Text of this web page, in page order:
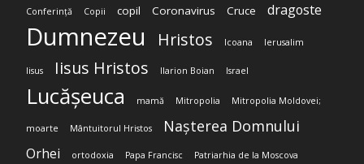
Conferință Copii copil Coronavirus Cruce dragoste
Dumnezeu Hristos Icoana Ierusalim
Iisus Iisus Hristos Ilarion Boian Israel
Lucășeuca mamă Mitropolia Mitropolia Moldovei;
moarte Mântuitorul Hristos Nașterea Domnului
Orhei ortodoxia Papa Francisc Patriarhia de la Moscova